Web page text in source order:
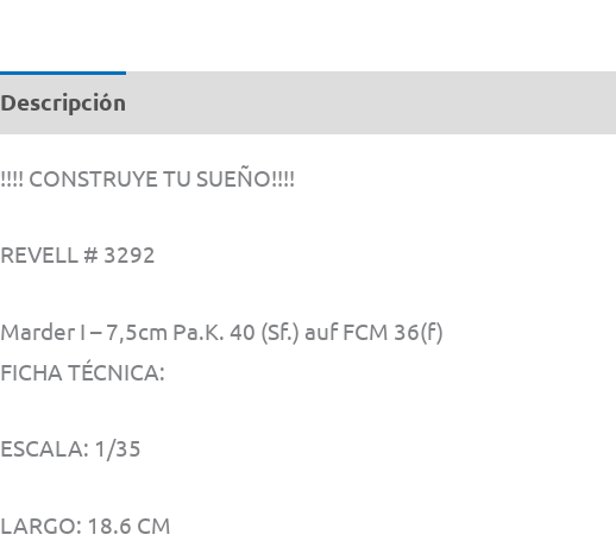
#
Descripción
!!!! CONSTRUYE TU SUEÑO!!!!
REVELL # 3292
Marder I – 7,5cm Pa.K. 40 (Sf.) auf FCM 36(f)
FICHA TÉCNICA:
ESCALA: 1/35
LARGO: 18.6 CM